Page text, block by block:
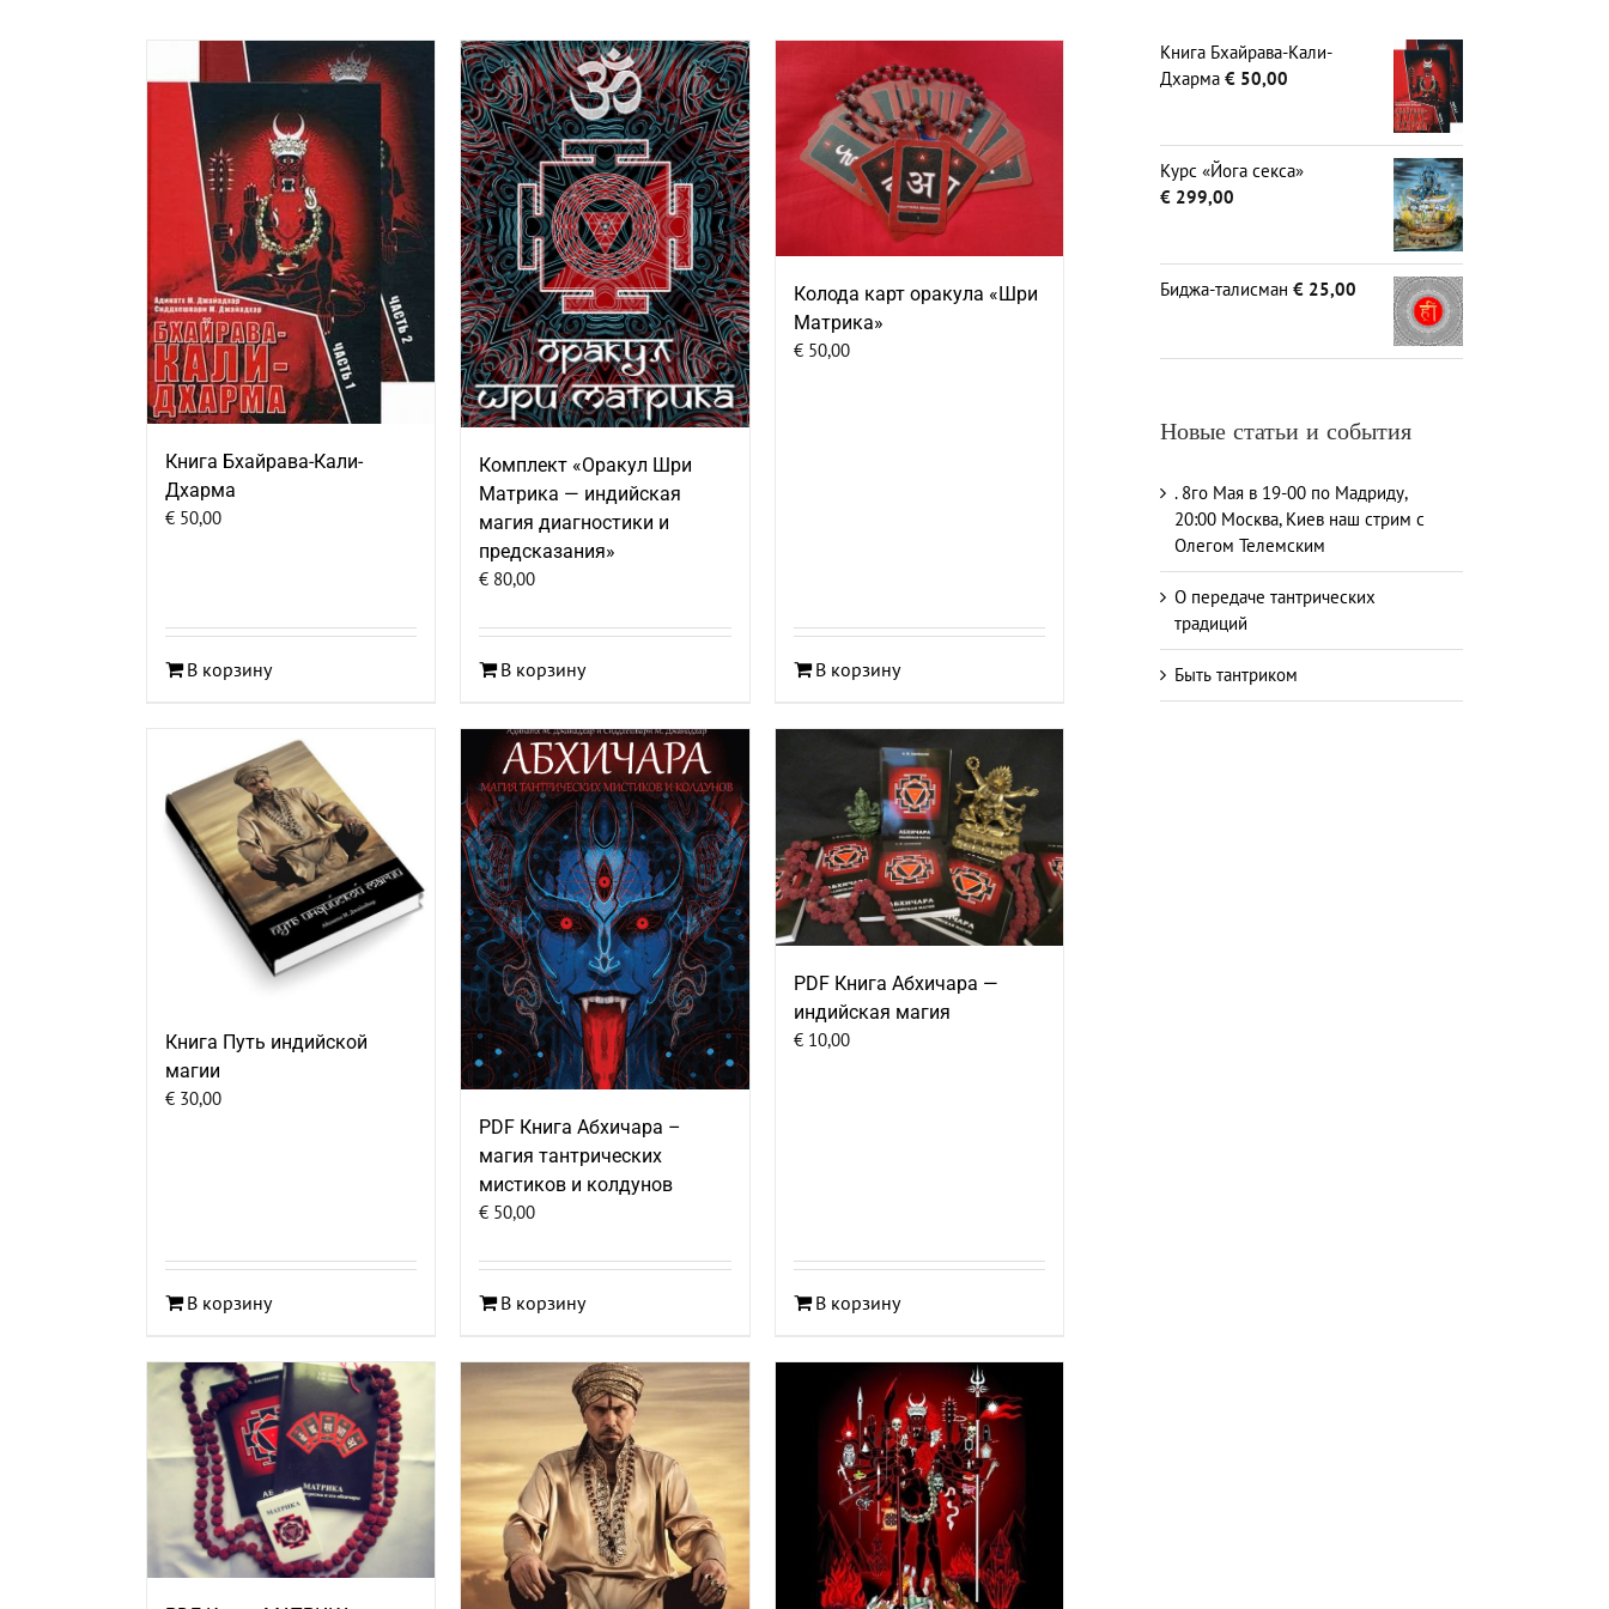
Книга Бхайрава-Кали-
Дхарма
€ 50,00
В корзину
Комплект «Оракул Шри
Матрика — индийская
магия диагностики и
предсказания»
€ 80,00
В корзину
Колода карт оракула «Шри
Матрика»
€50,00
В корзину
Книга Путь индийской
магии
€ 30,00
В корзину
PDF Книга Абхичара –
магия тантрических
мистиков и колдунов
€ 50,00
В корзину
PDF Книга Абхичара —
индийская магия
€10,00
В корзину
Книга Бхайрава-Кали-
Дхарма € 50,00
Курс «Йога секса»
€ 299,00
Биджа-талисман € 25,00
Новые статьи и события
. 8го Мая в 19-00 по Мадриду,
20:00 Москва, Киев наш стрим с
Олегом Телемским
О передаче тантрических
традиций
Быть тантриком